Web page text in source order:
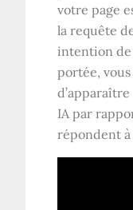
votre page
la requête
intention de
portée,
IA par
répondent